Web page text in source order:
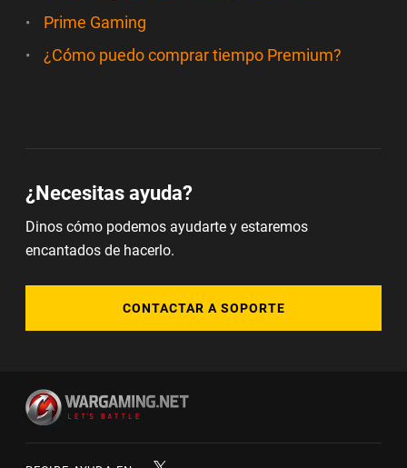
Prime Gaming
¿Cómo puedo comprar tiempo Premium?
¿Necesitas ayuda?
Dinos cómo podemos ayudarte y estaremos
encantados de hacerlo.
CONTACTAR A SOPORTE